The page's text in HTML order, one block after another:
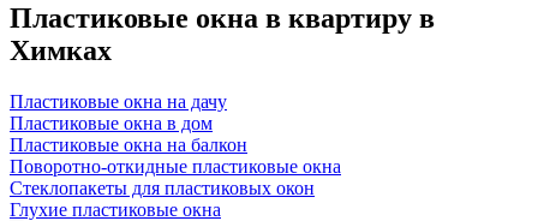
Пластиковые окна в квартиру в
Химках
Пластиковые окна на дачу
Пластиковые окна в дом
Пластиковые окна на балкон
Поворотно-откидные пластиковые окна
Стеклопакеты для пластиковых окон
Глухие пластиковые окна